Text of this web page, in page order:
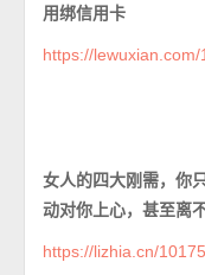
用绑信用卡
https://lewuxian.com/
女人的四大刚需，你
动对你上心，甚至离
https://lizhia.cn/